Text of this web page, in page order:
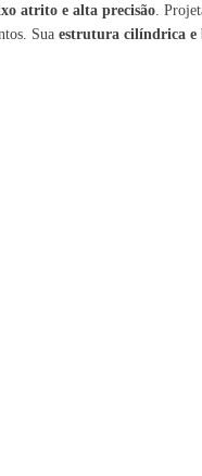
atrito e alta precisão .
Sua estrutura cilíndrica e